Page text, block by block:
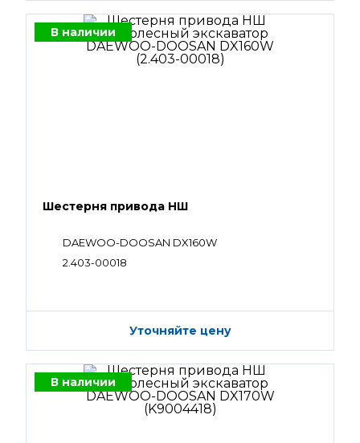
В наличии
Шестерня привода НШ
DAEWOO-DOOSAN DX160W
2.403-00018
Уточняйте цену
В наличии